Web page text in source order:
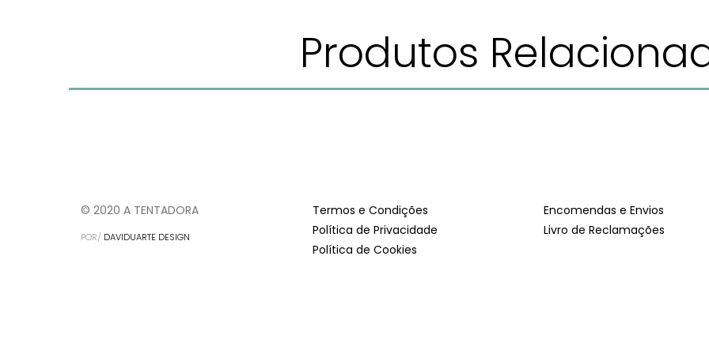
Produtos
© 2020 A TENTADORA
POR/ DAVIDUARTE DESIGN
Termos e Condições
Política de Privacidade
Política de Cookies
Encomendas e Envios
Livro de Reclamações